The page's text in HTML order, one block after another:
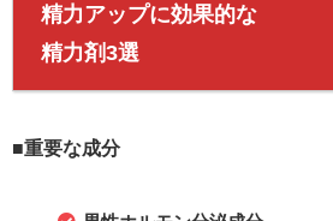
精力アップに効果的な
精力剤3選
■重要な成分